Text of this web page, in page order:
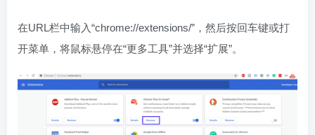
在URL栏中输入“chrome://extensions/”，然后按回车键或打
开菜单，将鼠标悬停在“更多工具”并选择“扩展”。